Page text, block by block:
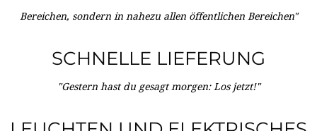
Bereichen, sondern in nahezu allen öffentlichen Bereichen"
SCHNELLE LIEFERUNG
"Gestern hast du gesagt morgen: Los jetzt!"